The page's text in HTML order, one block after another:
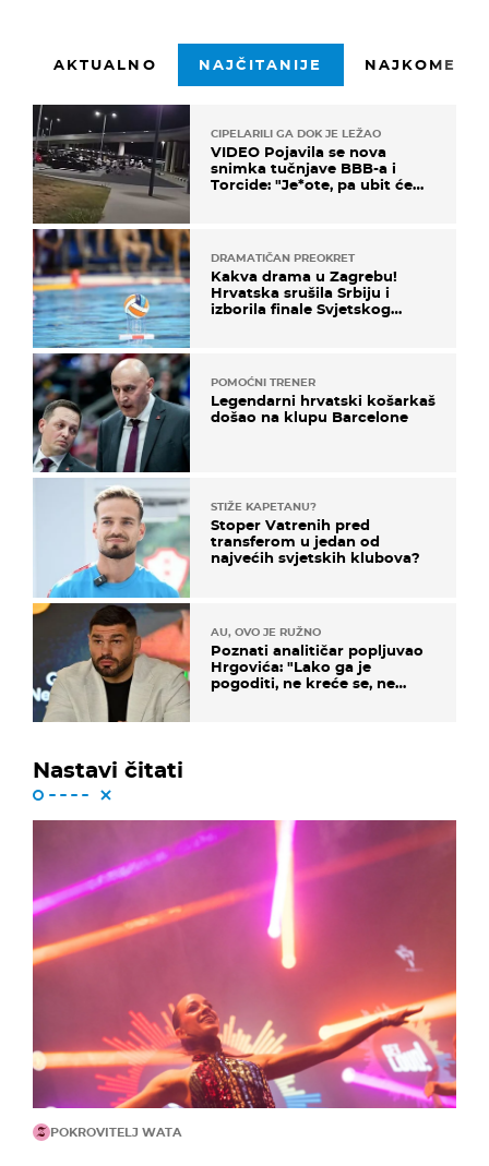
AKTUALNO NAJČITANIJE
CIPELARILI GA DOK JE LEŽAO
VIDEO Pojavila se nova
snimka tučnjave BBB-a i
Torcide: "Je*ote, pa ubit će
DRAMATIČAN PREOKRET
Kakva drama u Zagrebu!
Hrvatska srušila Srbiju i
izborila finale Svjetskog
POMOĆNI TRENER
Legendarni hrvatski košarkaš
došao na klupu Barcelone
STIŽE KAPETANU?
Stoper Vatrenih pred
transferom u jedan od
najvećih svjetskih klubova?
AU, OVO JE RUŽNO
Poznati analitičar popljuvao
Hrgovića: "Lako ga je
pogoditi, ne kreće se, ne
Nastavi čitati
POKROVITELJ WATA